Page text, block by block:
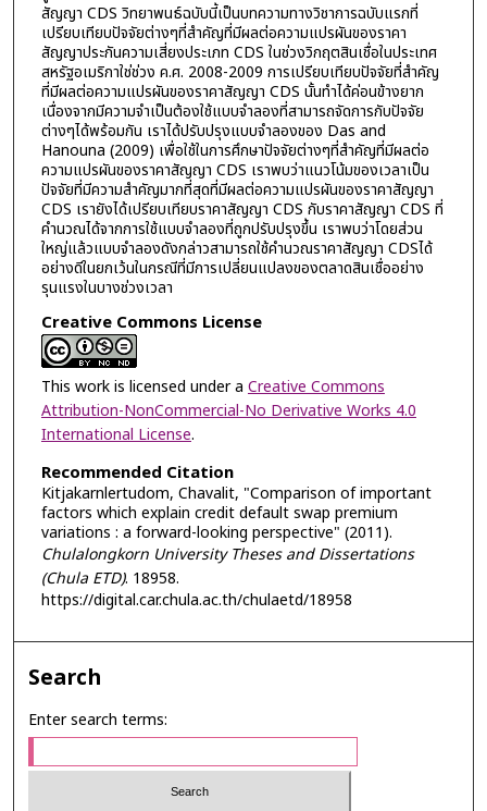
สัญญา CDS วิทยาพนธ์ฉบับนี้เป็นบทความทางวิชาการฉบับแรกที่
เปรียบเทียบปัจจัยต่างๆที่สำคัญที่มีผลต่อความแปรผันของราคา
สัญญาประกันความเสี่ยงประเภท CDS ในช่วงวิกฤตสินเชื่อในประเทศ
สหรัฐอเมริกาใช่ช่วง ค.ศ. 2008-2009 การเปรียบเทียบปัจจัยที่สำคัญ
ที่มีผลต่อความแปรผันของราคาสัญญา CDS นั้นทำได้ค่อนข้างยาก
เนื่องจากมีความจำเป็นต้องใช้แบบจำลองที่สามารถจัดการกับปัจจัย
ต่างๆได้พร้อมกัน เราได้ปรับปรุงแบบจำลองของ Das and
Hanouna (2009) เพื่อใช้ในการศึกษาปัจจัยต่างๆที่สำคัญที่มีผลต่อ
ความแปรผันของราคาสัญญา CDS เราพบว่าแนวโน้มของเวลาเป็น
ปัจจัยที่มีความสำคัญมากที่สุดที่มีผลต่อความแปรผันของราคาสัญญา
CDS เรายังได้เปรียบเทียบราคาสัญญา CDS กับราคาสัญญา CDS ที่
คำนวณได้จากการใช้แบบจำลองที่ถูกปรับปรุงขึ้น เราพบว่าโดยส่วน
ใหญ่แล้วแบบจำลองดังกล่าวสามารถใช้คำนวณราคาสัญญา CDSได้
อย่างดีในยกเว้นในกรณีที่มีการเปลี่ยนแปลงของตลาดสินเชื่ออย่าง
รุนแรงในบางช่วงเวลา
Creative Commons License
This work is licensed under a Creative Commons
Attribution-NonCommercial-No Derivative Works 4.0
International License.
Recommended Citation
Kitjakarnlertudom, Chavalit, "Comparison of important
factors which explain credit default swap premium
variations : a forward-looking perspective" (2011).
Chulalongkorn University Theses and Dissertations
(Chula ETD). 18958.
https://digital.car.chula.ac.th/chulaetd/18958
Search
Enter search terms: